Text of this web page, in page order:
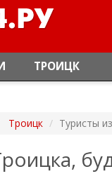
ТРОИЦК
Троицк Туристы